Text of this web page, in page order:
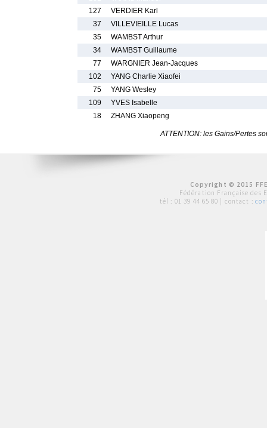
127
VERDIER Karl
37
VILLEVIEILLE Lucas
35
WAMBST Arthur
34
WAMBST Guillaume
77
WARGNIER Jean-Jacques
102
YANG Charlie Xiaofei
75
YANG Wesley
109
YVES Isabelle
18
ZHANG Xiaopeng
ATTENTION: les Gains/Pertes
Copyright © 2015
Fédération Française des
tél : 01 39 44 65 80 | contact :